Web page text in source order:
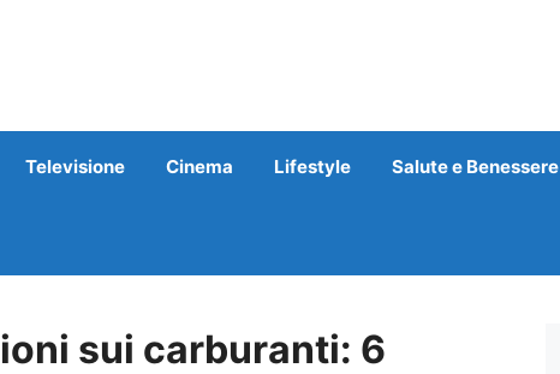
Televisione Cinema Lifestyle Salute e Benessere
sui carburanti: 6